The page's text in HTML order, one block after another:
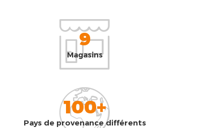
9
Magasins
100+
Pays de provenance différents